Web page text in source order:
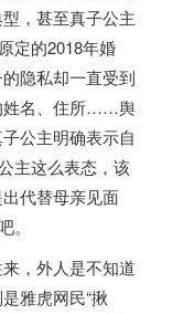
，甚至真子公主
定的2018年婚
隐私却一直受到
姓名、住所……舆
公主明确表示自
主这么表态，该
代替母亲见面
。
，外人是不知道
雅虎网民“揪